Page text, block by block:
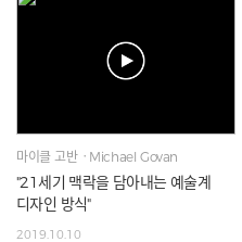
마이클 고반ㆍMichael Govan
"21세기 맥락을 담아내는 예술계
디자인 방식"
2019.10.10